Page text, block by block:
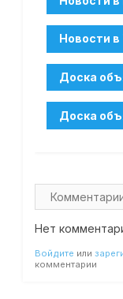
Нет
Войдите или
комментарии